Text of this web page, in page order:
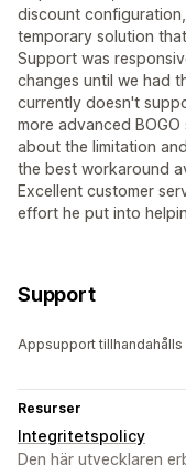
discount
temporary solution
Support was
changes until we had
currently doesn't
more advanced
about the limitation
the best workaround
Excellent customer
effort he put into
Support
Appsupport tillhandahålls
Resurser
Integritetspolicy
Den här utvecklaren